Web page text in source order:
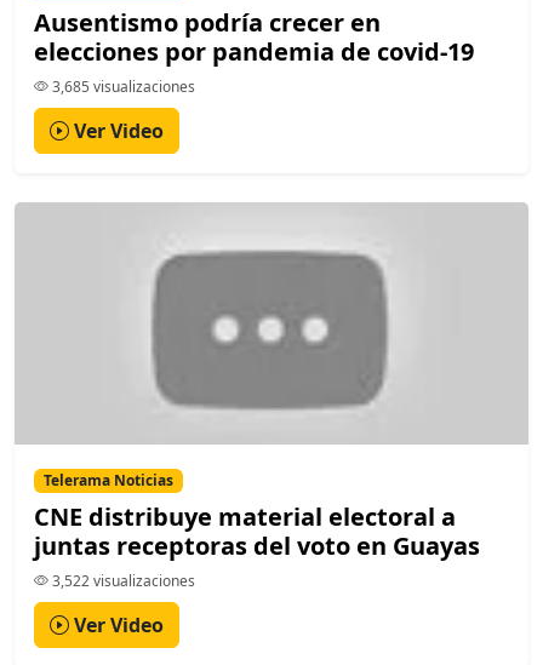
Ausentismo podría crecer en
elecciones por pandemia de covid-19
3,685 visualizaciones
Ver Video
Telerama Noticias
CNE distribuye material electoral a
juntas receptoras del voto en Guayas
3,522 visualizaciones
Ver Video